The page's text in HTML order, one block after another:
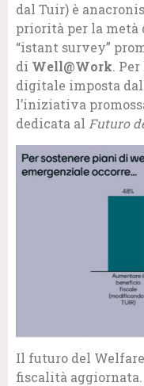
dal Tuir) è
priorità per la metà
“istant survey”
di Well@Work.
digitale imposta
l’iniziativa
dedicata al Futuro
Il futuro del
fiscalità aggiornata.